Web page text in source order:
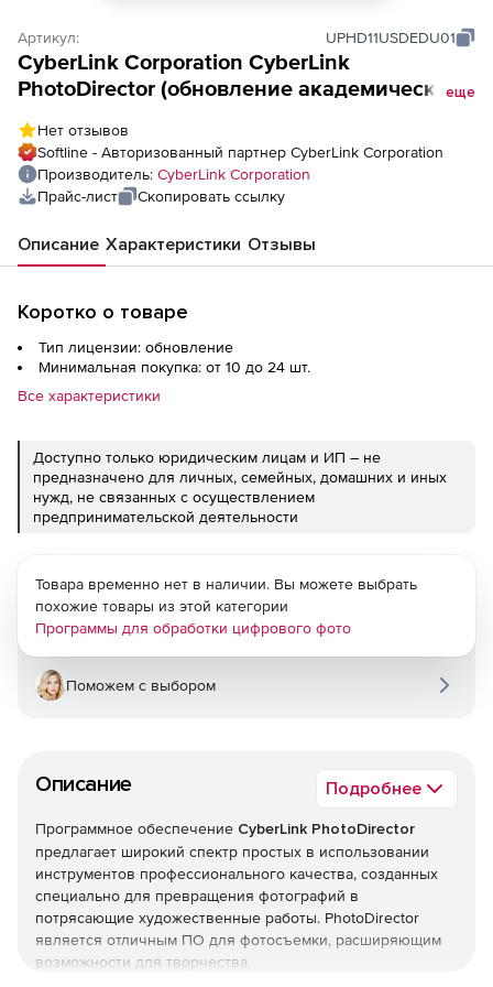
Артикул: UPHD11USDEDU01
CyberLink Corporation CyberLink
PhotoDirector (обновление академическойеще
Нет отзывов
Softline - Авторизованный партнер CyberLink Corporation
Производитель: CyberLink Corporation
Прайс-лист
Скопировать ссылку
Описание Характеристики Отзывы
Коротко о товаре
Тип лицензии: обновление
Минимальная покупка: от 10 до 24 шт.
Все характеристики
Доступно только юридическим лицам и ИП – не
предназначено для личных, семейных, домашних и иных
нужд, не связанных с осуществлением
предпринимательской деятельности
Описание Подробнее
Программное обеспечение CyberLink PhotoDirector
предлагает широкий спектр простых в использовании
инструментов профессионального качества, созданных
специально для превращения фотографий в
потрясающие художественные работы. PhotoDirector
является отличным ПО для фотосъемки, расширяющим
возможности для творчества.
Товара временно нет в наличии. Вы можете выбрать
похожие товары из этой категории
Программы для обработки цифрового фото
Поможем с выбором